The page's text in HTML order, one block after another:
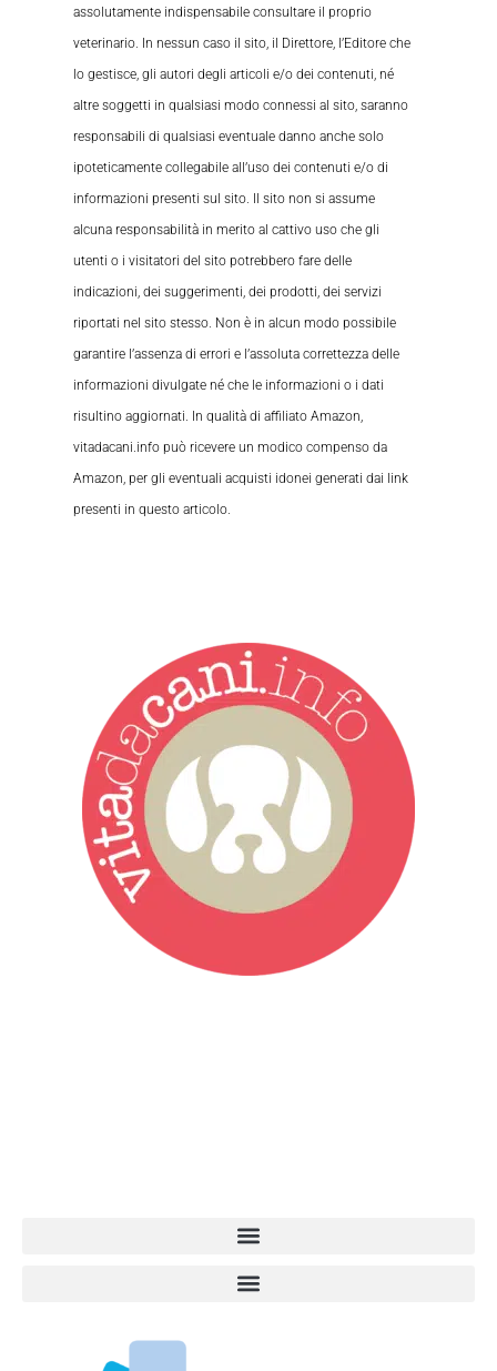
assolutamente indispensabile consultare il proprio
veterinario. In nessun caso il sito, il Direttore, l’Editore che
lo gestisce, gli autori degli articoli e/o dei contenuti, né
altre soggetti in qualsiasi modo connessi al sito, saranno
responsabili di qualsiasi eventuale danno anche solo
ipoteticamente collegabile all’uso dei contenuti e/o di
informazioni presenti sul sito. Il sito non si assume
alcuna responsabilità in merito al cattivo uso che gli
utenti o i visitatori del sito potrebbero fare delle
indicazioni, dei suggerimenti, dei prodotti, dei servizi
riportati nel sito stesso. Non è in alcun modo possibile
garantire l’assenza di errori e l’assoluta correttezza delle
informazioni divulgate né che le informazioni o i dati
risultino aggiornati. In qualità di affiliato Amazon,
vitadacani.info può ricevere un modico compenso da
Amazon, per gli eventuali acquisti idonei generati dai link
presenti in questo articolo.